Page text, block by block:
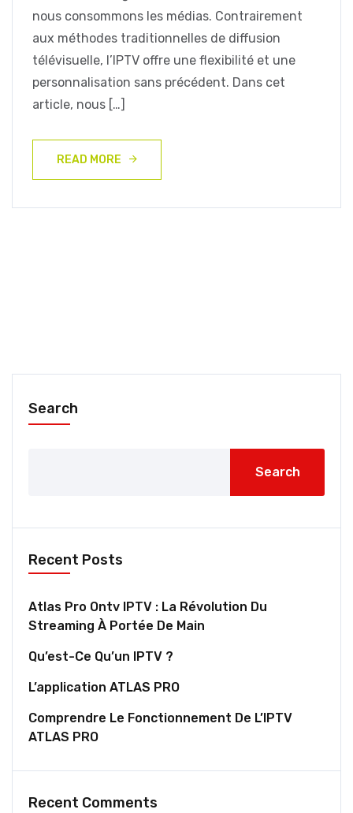
nous consommons les médias. Contrairement
aux méthodes traditionnelles de diffusion
télévisuelle, l’IPTV offre une flexibilité et une
personnalisation sans précédent. Dans cet
article, nous […]
READ MORE
Search
Search
Recent Posts
Atlas Pro Ontv IPTV : La Révolution Du
Streaming À Portée De Main
Qu’est-Ce Qu’un IPTV ?
L’application ATLAS PRO
Comprendre Le Fonctionnement De L’IPTV
ATLAS PRO
Recent Comments